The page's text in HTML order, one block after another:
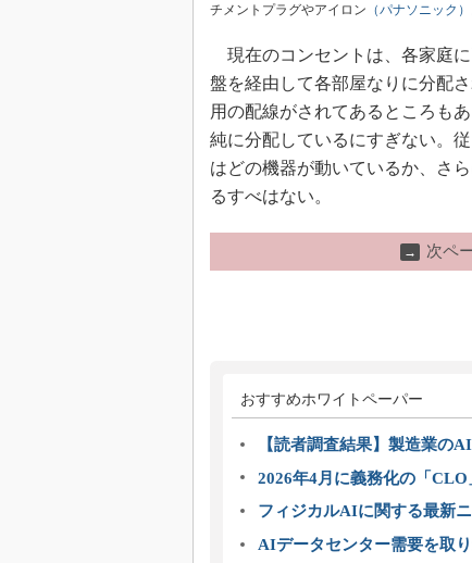
チメントプラグやアイロン （パナソニック）
現在のコンセントは、各家庭
盤を経由して各部屋なりに分配
用の配線がされてあるところも
純に分配しているにすぎない。
はどの機器が動いているか、さ
るすべはない。
→ 次ペ
おすすめホワイトペーパー
【読者調査結果】製造業の
2026年4月に義務化の「
フィジカルAIに関する最新
AIデータセンター需要を取